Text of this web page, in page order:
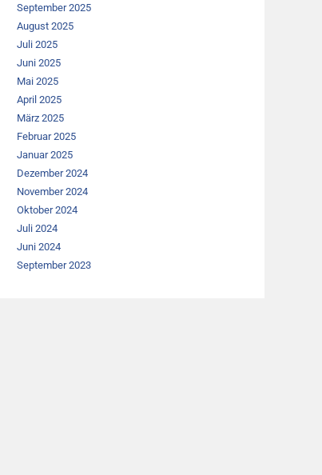
September 2025
August 2025
Juli 2025
Juni 2025
Mai 2025
April 2025
März 2025
Februar 2025
Januar 2025
Dezember 2024
November 2024
Oktober 2024
Juli 2024
Juni 2024
September 2023